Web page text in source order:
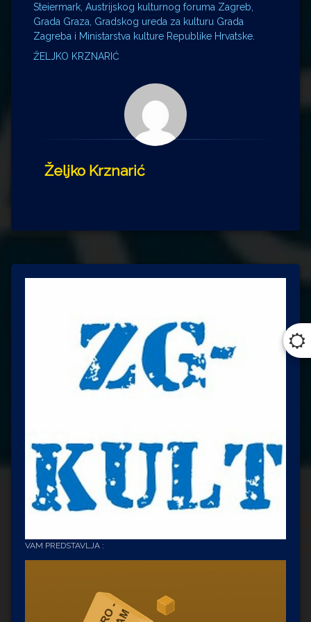
Steiermark, Austrijskog kulturnog foruma Zagreb,
Grada Graza, Gradskog ureda za kulturu Grada
Zagreba i Ministarstva kulture Republike Hrvatske.
ŽELJKO KRZNARIĆ
Željko Krznarić
VAM PREDSTAVLJA :